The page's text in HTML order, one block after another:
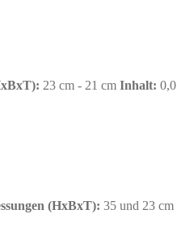
23 cm - 21 cm Inhalt:
(HxBxT): 35 und 23